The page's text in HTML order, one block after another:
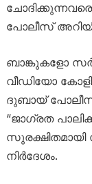
പോലീസ്
ബാങ്കുകളോ
വീഡിയോ
ദുബായ് പോലീസ്
“ജാഗ്രത
നിർദേശം.